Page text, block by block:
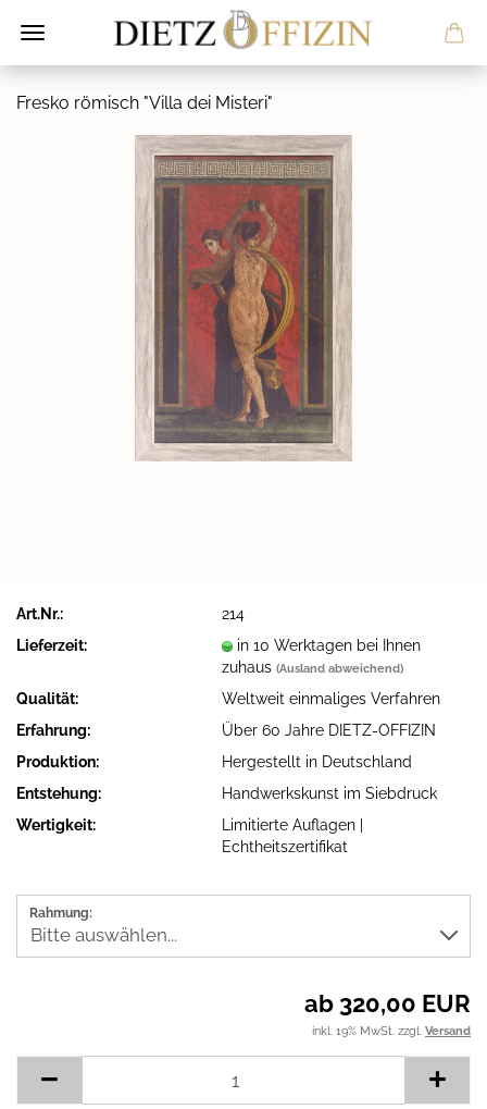
Fres­ko rö­misch "Villa dei Mis­te­ri"
Art.Nr.:
214
Lieferzeit:
in 10 Werktagen bei Ihnen
zuhaus(Ausland abweichend)
Qualität:
Weltweit einmaliges Verfahren
Erfahrung:
Über 60 Jahre DIETZ-OFFIZIN
Produktion:
Hergestellt in Deutschland
Entstehung:
Handwerkskunst im Siebdruck
Wertigkeit:
Limitierte Auflagen |
Echtheitszertifikat
Rahmung:
ab 320,00 EUR
inkl. 19% MwSt. zzgl. Versand